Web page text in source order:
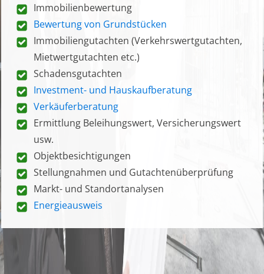
Immobilienbewertung
Bewertung von Grundstücken
Immobiliengutachten (Verkehrswertgutachten,
Mietwertgutachten etc.)
Schadensgutachten
Investment- und Hauskaufberatung
Verkäuferberatung
Ermittlung Beleihungswert, Versicherungswert
usw.
Objektbesichtigungen
Stellungnahmen und Gutachtenüberprüfung
Markt- und Standortanalysen
Energieausweis